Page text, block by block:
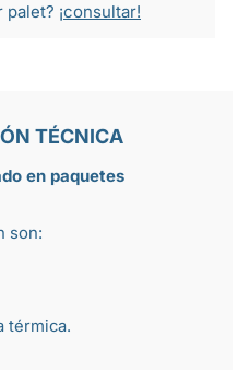
palet? ¡consultar!
TÉCNICA
en paquetes
son:
térmica.